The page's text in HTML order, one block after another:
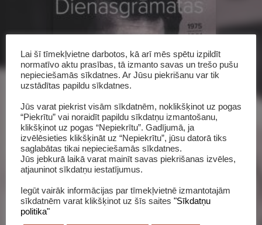
Šī grāmata katalogā
Lai šī tīmekļvietne darbotos, kā arī mēs spētu izpildīt
normatīvo aktu prasības, tā izmanto savas un trešo pušu
nepieciešamās sīkdatnes. Ar Jūsu piekrišanu var tik
uzstādītas papildu sīkdatnes.
Jūs varat piekrist visām sīkdatnēm, noklikšķinot uz pogas
“Piekrītu” vai noraidīt papildu sīkdatņu izmantošanu,
klikšķinot uz pogas “Nepiekrītu”. Gadījumā, ja
izvēlēsieties klikšķināt uz “Nepiekrītu”, jūsu datorā tiks
saglabātas tikai nepieciešamās sīkdatnes.
Jūs jebkurā laikā varat mainīt savas piekrišanas izvēles,
atjauninot sīkdatņu iestatījumus.
Iegūt vairāk informācijas par tīmekļvietnē izmantotajām
sīkdatnēm varat klikšķinot uz šīs saites "Sīkdatņu
politika"